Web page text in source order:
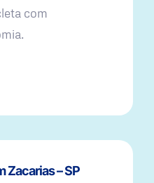
com
Zacarias – SP